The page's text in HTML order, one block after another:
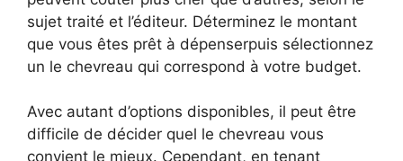
sujet traité et l’éditeur. Déterminez le montant
que vous êtes prêt à dépenserpuis sélectionnez
un le chevreau qui correspond à votre budget.
Avec autant d’options disponibles, il peut être
difficile de décider quel le chevreau vous
convient le mieux. Cependant, en tenant